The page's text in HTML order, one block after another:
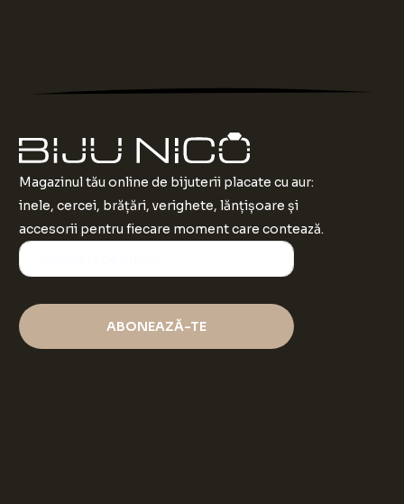
Magazinul tău online de bijuterii placate cu aur:
inele, cercei, brățări, verighete, lănțișoare și
accesorii pentru fiecare moment care contează.
ABONEAZĂ-TE